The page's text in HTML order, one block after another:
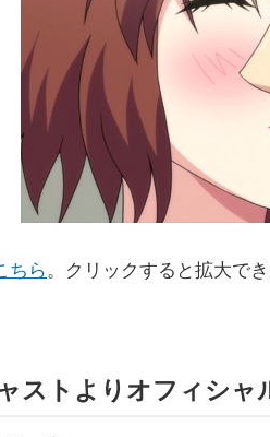
ちら 。クリックすると拡大でき
ストよりオフィシャ